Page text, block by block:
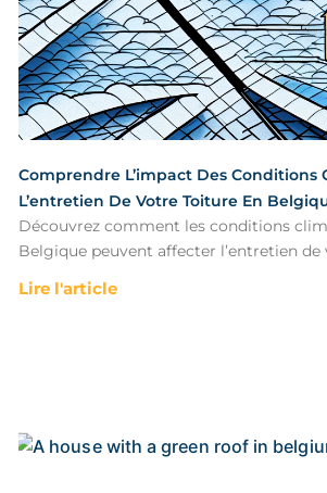
Comprendre L’impact Des Conditions
L’entretien De Votre Toiture En
Découvrez comment les conditions
Belgique peuvent affecter l’entretien
Lire l'article